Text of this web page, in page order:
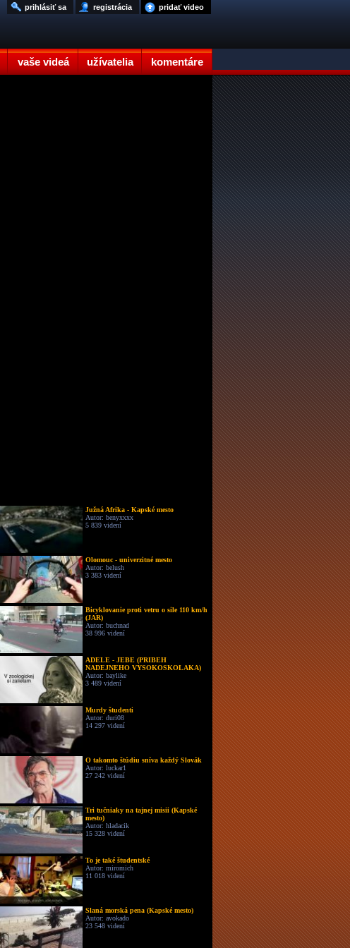
vaše videá užívatelia komentáre
pridať video
registrácia
prihlásiť sa
Južná Afrika - Kapské mesto
Autor: benyxxxx
5 839 videní
Olomouc - univerzitné mesto
Autor: belush
3 383 videní
Bicyklovanie proti vetru o sile 110 km/h
(JAR)
Autor: buchnad
38 996 videní
ADELE - JEBE (PRIBEH
NADEJNEHO VYSOKOSKOLAKA)
Autor: baylike
3 489 videní
Murdy študenti
Autor: duri08
14 297 videní
O takomto štúdiu sníva každý Slovák
Autor: luckar1
27 242 videní
Tri tučniaky na tajnej misii (Kapské
mesto)
Autor: hladacik
15 328 videní
To je také študentské
Autor: miromich
11 018 videní
Slaná morská pena (Kapské mesto)
Autor: avokado
23 548 videní